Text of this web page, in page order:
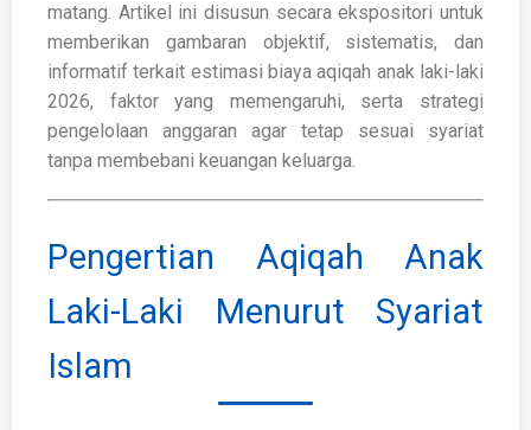
matang. Artikel ini disusun secara ekspositori untuk
memberikan gambaran objektif, sistematis, dan
informatif terkait estimasi biaya aqiqah anak laki-laki
2026, faktor yang memengaruhi, serta strategi
pengelolaan anggaran agar tetap sesuai syariat
tanpa membebani keuangan keluarga.
Pengertian Aqiqah Anak
Laki-Laki Menurut Syariat
Islam